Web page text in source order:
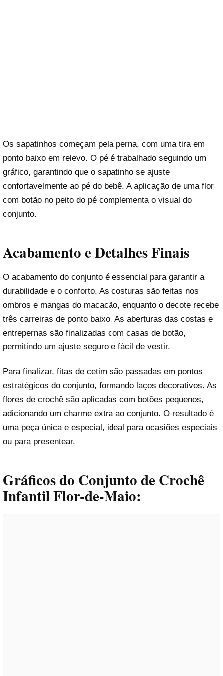
Os sapatinhos começam pela perna, com uma tira em
ponto baixo em relevo. O pé é trabalhado seguindo um
gráfico, garantindo que o sapatinho se ajuste
confortavelmente ao pé do bebê. A aplicação de uma flor
com botão no peito do pé complementa o visual do
conjunto.
Acabamento e Detalhes Finais
O acabamento do conjunto é essencial para garantir a
durabilidade e o conforto. As costuras são feitas nos
ombros e mangas do macacão, enquanto o decote recebe
três carreiras de ponto baixo. As aberturas das costas e
entrepernas são finalizadas com casas de botão,
permitindo um ajuste seguro e fácil de vestir.
Para finalizar, fitas de cetim são passadas em pontos
estratégicos do conjunto, formando laços decorativos. As
flores de crochê são aplicadas com botões pequenos,
adicionando um charme extra ao conjunto. O resultado é
uma peça única e especial, ideal para ocasiões especiais
ou para presentear.
Gráficos do Conjunto de Crochê
Infantil Flor-de-Maio: